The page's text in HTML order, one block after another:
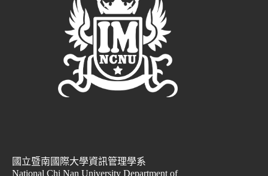
國立暨南國際大學資訊管理學系
National Chi Nan University Department of